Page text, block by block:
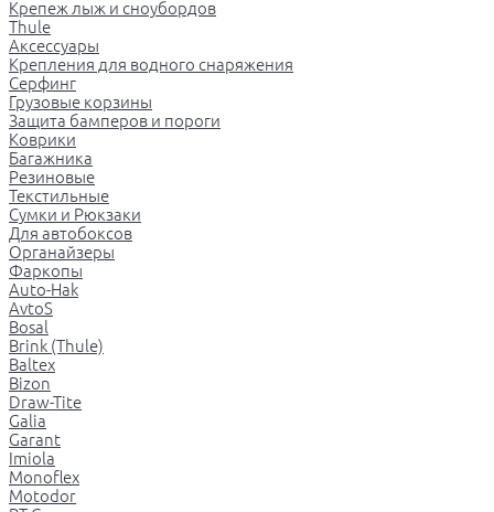
Крепеж лыж и сноубордов
Thule
Аксессуары
Крепления для водного снаряжения
Серфинг
Грузовые корзины
Защита бамперов и пороги
Коврики
Багажника
Резиновые
Текстильные
Сумки и Рюкзаки
Для автобоксов
Органайзеры
Фаркопы
Auto-Hak
AvtoS
Bosal
Brink (Thule)
Baltex
Bizon
Draw-Tite
Galia
Garant
Imiola
Monoflex
Motodor